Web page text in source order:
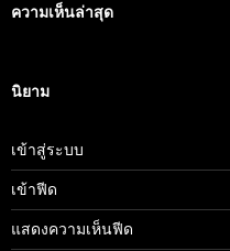
ความเห็นล่าสุด
นิยาม
เข้าสู่ระบบ
เข้าฟีด
แสดงความเห็นฟีด